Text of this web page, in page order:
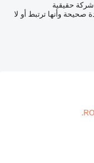
شركة حقيقية
صحيحة وأنها ترتبط أو لا